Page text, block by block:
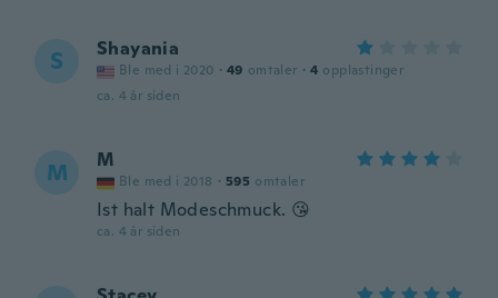
S Shayania
Ble med i 2020 · 49 omtaler · 4 opplastinger
ca. 4 år siden
M M
Ble med i 2018 · 595 omtaler
Ist halt Modeschmuck. 😘
ca. 4 år siden